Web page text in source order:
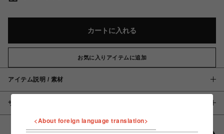
カートに入れる
お気に入りアイテムに追加
アイテム説明 / 素材
サイズ
<About foreign language translation>